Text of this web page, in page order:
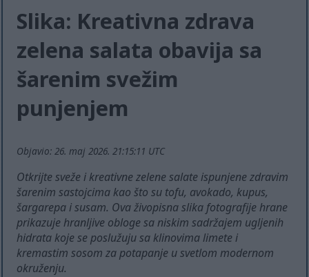
Slika: Kreativna zdrava
zelena salata obavija sa
šarenim svežim
punjenjem
Objavio: 26. maj 2026. 21:15:11 UTC
Otkrijte sveže i kreativne zelene salate ispunjene zdravim
šarenim sastojcima kao što su tofu, avokado, kupus,
šargarepa i susam. Ova živopisna slika fotografije hrane
prikazuje hranljive obloge sa niskim sadržajem ugljenih
hidrata koje se poslužuju sa klinovima limete i
kremastim sosom za potapanje u svetlom modernom
okruženju.